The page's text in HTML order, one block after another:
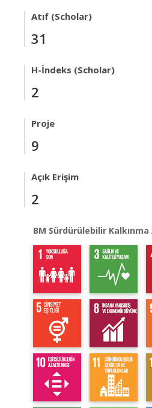
Atıf (Scholar)
31
H-İndeks (Scholar)
2
Proje
9
Açık Erişim
2
BM Sürdürülebilir Kalkınma